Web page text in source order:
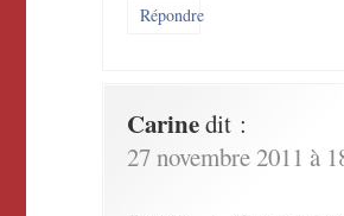
Répondre
Carinedit :
27 novembre 2011 à